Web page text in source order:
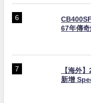
67年傳
【海外
新增